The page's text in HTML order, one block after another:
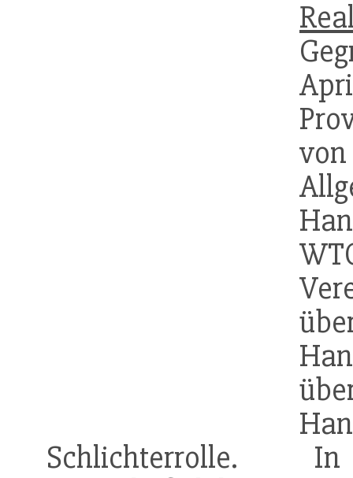
Schlichterrolle.